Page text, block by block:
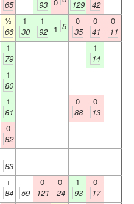
65 93 0 129
42
½
66
1
30
1
92
1 5
0
35
0
41
0
11
1
79
1
14
1
80
1
81
0
88
0
13
0
82
-
83
+
84
-
59
0
121
0
24
1
93
0
17